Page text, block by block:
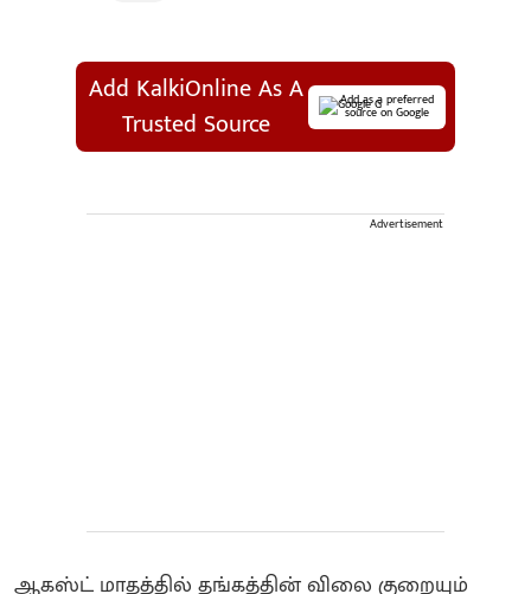
Add KalkiOnline As A
Trusted Source
Add as a preferred
source on Google
Advertisement
ஆகஸ்ட் மாதத்தில் தங்கத்தின் விலை குறையும்